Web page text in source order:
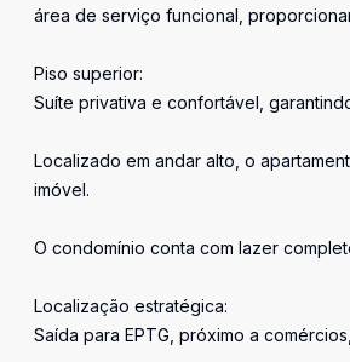
área de serviço funcional,
Piso superior:
Suíte privativa e confortável,
Localizado em andar alto, o
imóvel.
O condomínio conta com lazer
Localização estratégica:
Saída para EPTG, próximo a